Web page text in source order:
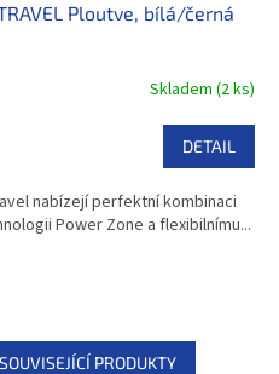
Ploutve, bílá/černá
Skladem (2 ks)
DETAIL
nabízejí perfektní kombinaci
Power Zone a flexibilnímu...
PRODUKTY